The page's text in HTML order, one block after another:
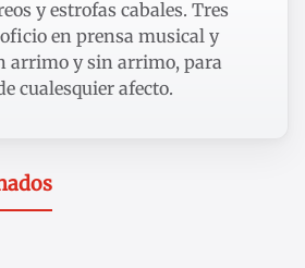
y estrofas cabales. Tres
en prensa musical y
arrimo y sin arrimo, para
cualesquier afecto.